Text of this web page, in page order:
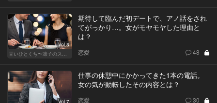
Vol.8
期待して臨んだ初デートで、アノ話をされ
てがっかり…。女がモヤモヤした理由と
は？
恋愛 48
Vol.7
仕事の休憩中にかかってきた1本の電話。
女の気が動転したその内容とは？
恋愛 30